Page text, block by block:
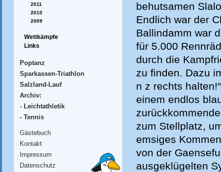
2011
2010
2009
Wettkämpfe
Links
Poptanz
Sparkassen-Triathlon
Salzland-Lauf
Archiv:
- Leichtathletik
- Tennis
Gästebuch
Kontakt
Impressum
Datenschutz
behutsamen
Endlich war der
Ballindamm war
für 5.000
durch die
zu finden. Dazu
n z rechts
einem endlos
zum Stellplatz,
emsiges
von der
ausgeklügelten